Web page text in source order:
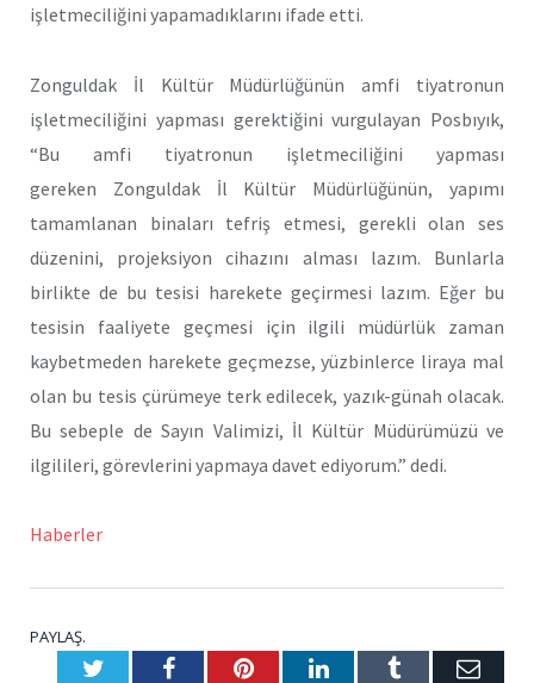
işletmeciliğini yapamadıklarını ifade etti.
Zonguldak İl Kültür Müdürlüğünün amfi tiyatronun
işletmeciliğini yapması gerektiğini vurgulayan Posbıyık,
“Bu amfi tiyatronun işletmeciliğini yapması
gereken Zonguldak İl Kültür Müdürlüğünün, yapımı
tamamlanan binaları tefriş etmesi, gerekli olan ses
düzenini, projeksiyon cihazını alması lazım. Bunlarla
birlikte de bu tesisi harekete geçirmesi lazım. Eğer bu
tesisin faaliyete geçmesi için ilgili müdürlük zaman
kaybetmeden harekete geçmezse, yüzbinlerce liraya mal
olan bu tesis çürümeye terk edilecek, yazık-günah olacak.
Bu sebeple de Sayın Valimizi, İl Kültür Müdürümüzü ve
ilgilileri, görevlerini yapmaya davet ediyorum.” dedi.
Haberler
PAYLAŞ.
TwitterFacebookPinterestLinkedInTumblr E-